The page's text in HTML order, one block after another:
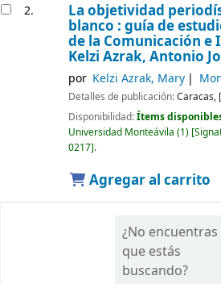
2. La objetividad
blanco : guía de
de la Comunicación
Kelzi Azrak, Antonio
por Kelzi Azrak, Mary
Detalles de publicación:Caracas,
Disponibilidad:Ítems
Universidad Monteávila (1)
0217 .
Agregar al carrito
¿No encuentras
que estás
buscando?